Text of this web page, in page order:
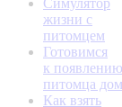
Симулятор
жизни с
питомцем
Готовимся
к появлению
питомца
Как взять